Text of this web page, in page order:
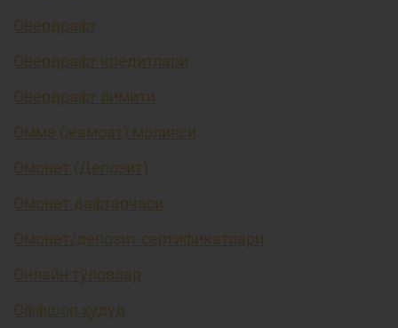
Овердрафт
Овердрафт кредитлари
Овердрафт лимити
Омма (жамоат) молияси
Омонат (Депозит)
Омонат дафтарчаси
Омонат/депозит сертификатлари
Онлайн тўловлар
Оффшор ҳудуд